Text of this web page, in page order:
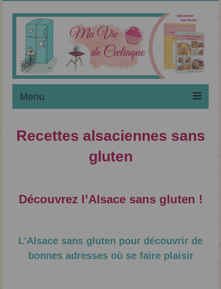
Menu
Maladie Coeliaque
Régime Sans Gluten
Apprendre à Pâtisser
Mes livres sans gluten
Recettes alsaciennes sans
gluten
Découvrez l’Alsace sans gluten !
L’Alsace sans gluten pour découvrir de
bonnes adresses où se faire plaisir